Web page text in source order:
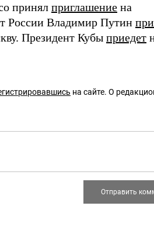
принял приглашение на
России Владимир Путин
Президент Кубы приедет
на сайте. О